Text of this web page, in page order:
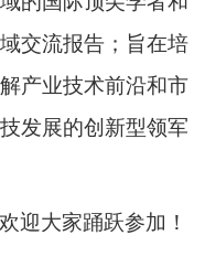
交流报告；旨在培
产业技术前沿和市
发展的创新型领军
迎大家踊跃参加！